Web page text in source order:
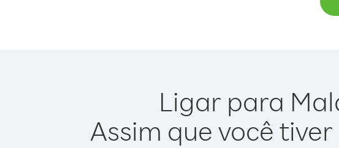
Ligar para
Assim que você